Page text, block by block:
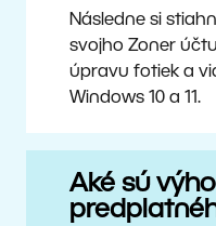
Následne si
svojho Zoner
úpravu fotiek a
Windows 10 a 11.
Aké sú